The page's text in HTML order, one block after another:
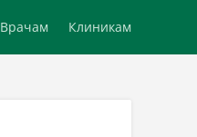
Врачам Клиникам